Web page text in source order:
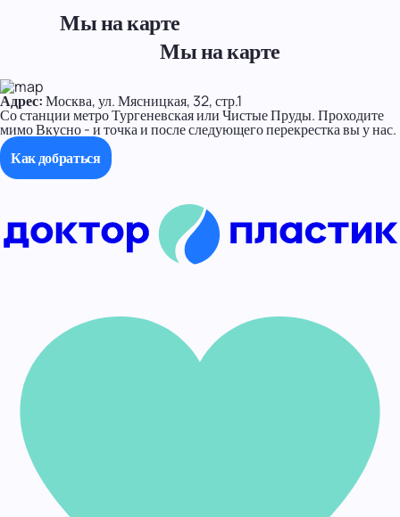
Мы на карте
Мы на карте
Адрес:Москва, ул. Мясницкая, 32, стр.1
Со станции метро Тургеневская или Чистые Пруды. Проходите
мимо Вкусно - и точка и после следующего перекрестка вы у нас.
Как добраться